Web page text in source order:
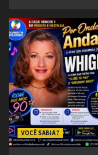
VOCÊ SABIA ?